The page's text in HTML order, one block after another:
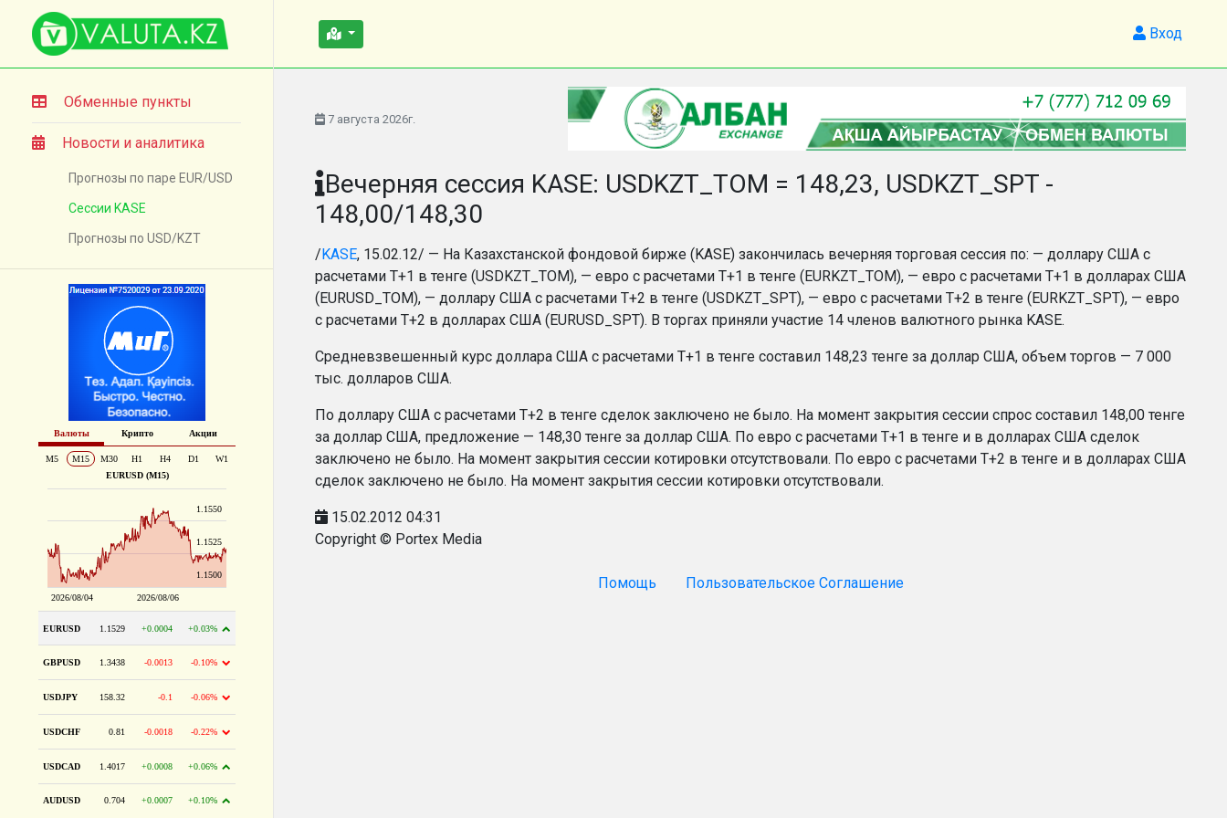
Вход
Обменные пункты
Новости и аналитика
Прогнозы по паре EUR/USD
Сессии KASE
Прогнозы по USD/KZT
7 августа 2026г.
Вечерняя сессия KASE: USDKZT_TOM = 148,23, USDKZT_SPT -
148,00/148,30
/KASE, 15.02.12/ — На Казахстанской фондовой бирже (KASE) закончилась вечерняя торговая сессия по: — доллару США с
расчетами Т+1 в тенге (USDKZT_TOM), — евро с расчетами Т+1 в тенге (EURKZT_TOM), — евро с расчетами Т+1 в долларах США
(EURUSD_TOM), — доллару США с расчетами Т+2 в тенге (USDKZT_SPT), — евро с расчетами Т+2 в тенге (EURKZT_SPT), — евро
с расчетами Т+2 в долларах США (EURUSD_SPT). В торгах приняли участие 14 членов валютного рынка KASE.
Средневзвешенный курс доллара США с расчетами T+1 в тенге составил 148,23 тенге за доллар США, объем торгов — 7 000
тыс. долларов США.
По доллару США с расчетами T+2 в тенге сделок заключено не было. На момент закрытия сессии спрос составил 148,00 тенге
за доллар США, предложение — 148,30 тенге за доллар США. По евро с расчетами T+1 в тенге и в долларах США сделок
заключено не было. На момент закрытия сессии котировки отсутствовали. По евро с расчетами Т+2 в тенге и в долларах США
сделок заключено не было. На момент закрытия сессии котировки отсутствовали.
15.02.2012 04:31
Copyright © Portex Media
Помощь Пользовательское Соглашение